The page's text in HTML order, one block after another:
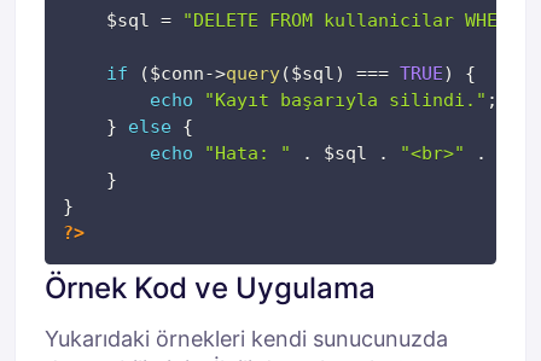
$sql = "DELETE FROM kullanicilar WHERE
if ($conn->query($sql) === TRUE)
{
echo
"Kayıt başarıyla silindi." ;
}
else
{
echo
"Hata: " . $sql . "<br>" .
}
}
?>
Örnek Kod ve Uygulama
Yukarıdaki örnekleri kendi sunucunuzda